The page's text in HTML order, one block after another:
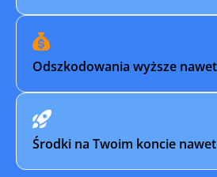
Odszkodowania wyższe
Środki na Twoim koncie